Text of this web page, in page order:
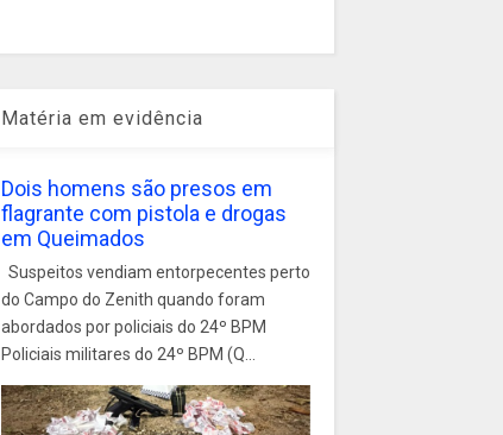
Matéria em evidência
Dois homens são presos em
flagrante com pistola e drogas
em Queimados
Suspeitos vendiam entorpecentes perto
do Campo do Zenith quando foram
abordados por policiais do 24º BPM
Policiais militares do 24º BPM (Q...